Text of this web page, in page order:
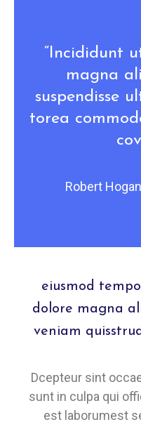
“Incididunt
magna
suspendisse
torea
Robert
eiusmod
dolore magna
veniam
Dcepteur sint
sunt in culpa qui
est laborumest